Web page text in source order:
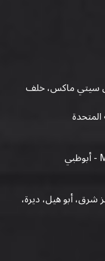
فندق سيتي ماكس، خلف
شرق، أبو هيل، ديرة،